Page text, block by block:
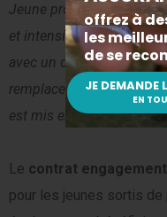
Jeune propose à ces
et intensif profondément
avec un objectif d’entrée
remplace la Garantie
est mis en œuvre par
Le contrat
pour les jeunes sortis